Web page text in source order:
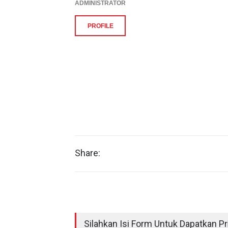
ADMINISTRATOR
PROFILE
Share:
Silahkan Isi Form Untuk Dapatkan